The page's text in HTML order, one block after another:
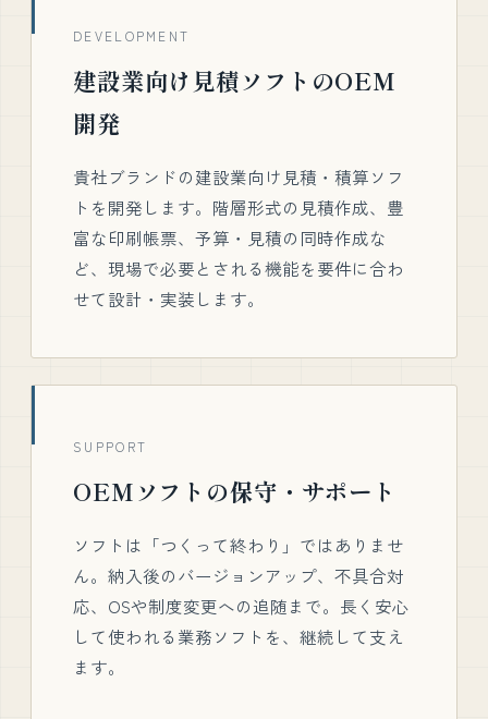
DEVELOPMENT
建設業向け見積ソフトのOEM
開発
貴社ブランドの建設業向け見積・積算ソフ
トを開発します。階層形式の見積作成、豊
富な印刷帳票、予算・見積の同時作成な
ど、現場で必要とされる機能を要件に合わ
せて設計・実装します。
SUPPORT
OEMソフトの保守・サポート
ソフトは「つくって終わり」ではありませ
ん。納入後のバージョンアップ、不具合対
応、OSや制度変更への追随まで。長く安心
して使われる業務ソフトを、継続して支え
ます。